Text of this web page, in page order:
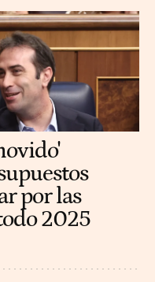
por las
2025